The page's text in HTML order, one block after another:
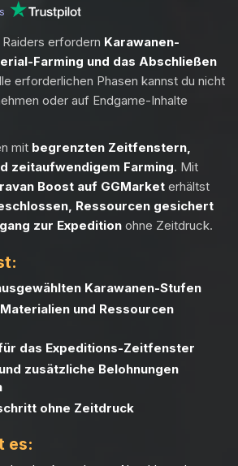
erfordern Karawanen-
Farming und das Abschließen
erforderlichen Phasen kannst du nicht
oder auf Endgame-Inhalte
mit begrenzten Zeitfenstern,
zeitaufwendigem Farming. Mit
Boost auf GGMarket erhältst
Ressourcen gesichert
zur Expedition ohne Zeitdruck.
Karawanen-Stufen
und Ressourcen
das Expeditions-Zeitfenster
zusätzliche Belohnungen
ohne Zeitdruck
es: